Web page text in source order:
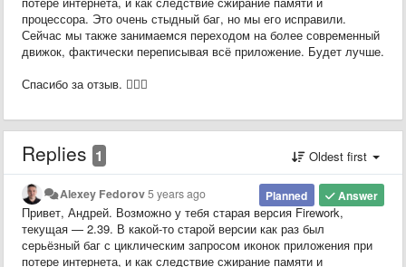
процессора. Это очень стыдный баг, но мы его исправили.
Сейчас мы также занимаемся переходом на более современный
движок, фактически переписывая всё приложение. Будет лучше.
Спасибо за отзыв. 🙇🏻‍♂️
Replies 1 Oldest first
Answer
Planned
Alexey Fedorov5 years ago
Привет, Андрей. Возможно у тебя старая версия Firework,
текущая — 2.39. В какой-то старой версии как раз был
серьёзный баг с циклическим запросом иконок приложения при
потере интернета, и как следствие сжирание памяти и